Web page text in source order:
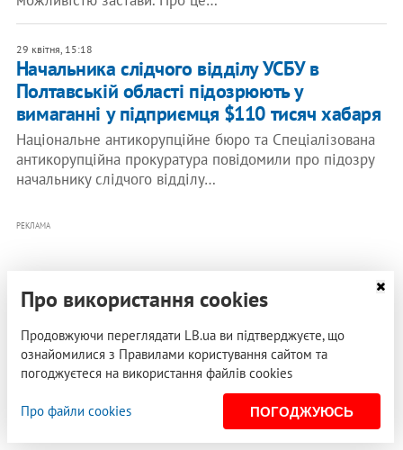
29 квітня, 15:18
Начальника слідчого відділу УСБУ в
Полтавській області підозрюють у
вимаганні у підприємця $110 тисяч хабаря
Національне антикорупційне бюро та Спеціалізована
антикорупційна прокуратура повідомили про підозру
начальнику слідчого відділу…
РЕКЛАМА
Про використання cookies
Продовжуючи переглядати LB.ua ви підтверджуєте, що
ознайомилися з Правилами користування сайтом та
погоджуєтеся на використання файлів cookies
Про файли cookies ПОГОДЖУЮСЬ